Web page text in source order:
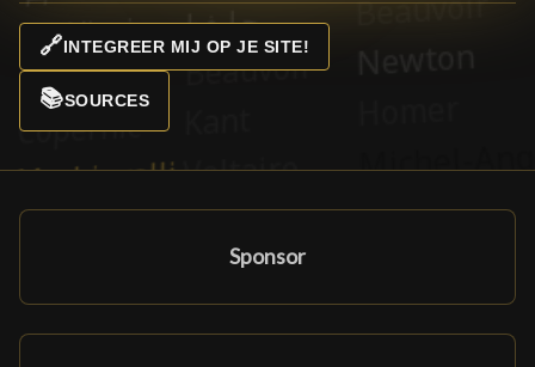
🔗INTEGREER MIJ OP JE SITE!
📚SOURCES
Sponsor